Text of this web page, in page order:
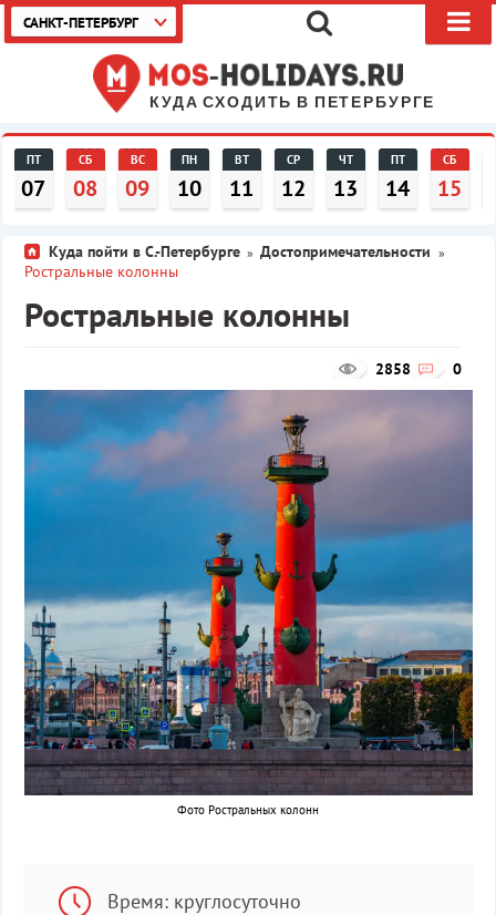
КУДА СХОДИТЬ В ПЕТЕРБУРГЕ
САНКТ-ПЕТЕРБУРГ
ПТ
07
СБ
08
ВС
09
ПН
10
ВТ
11
СР
12
ЧТ
13
ПТ
14
СБ
15
Куда пойти в С.-Петербурге » Достопримечательности »
Ростральные колонны
Ростральные колонны
0
2858
Фото Ростральных колонн
Время: круглосуточно